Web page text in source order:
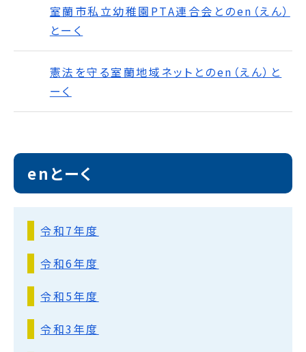
室蘭市私立幼稚園PTA連合会とのen（えん）
とーく
憲法を守る室蘭地域ネットとのen（えん）と
ーく
enとーく
令和7年度
令和6年度
令和5年度
令和3年度